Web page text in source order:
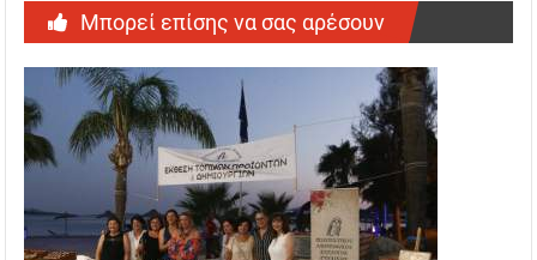
Μπορεί επίσης να σας αρέσουν